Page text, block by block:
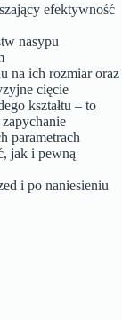
efektywność
nasypu
na ich rozmiar oraz
cięcie
kształtu – to
parametrach
jak i pewną
i po naniesieniu